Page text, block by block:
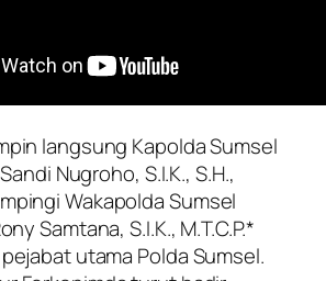
langsung Kapolda Sumsel
Nugroho, S.I.K., S.H.,
Wakapolda Sumsel
Samtana, S.I.K., M.T.C.P.*
utama Polda Sumsel.